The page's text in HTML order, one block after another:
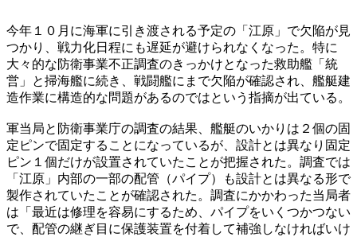
今年１０月に海軍に引き渡される予定の「江原」で欠陥が見
つかり、戦力化日程にも遅延が避けられなくなった。特に
大々的な防衛事業不正調査のきっかけとなった救助艦「統
営」と掃海艦に続き、戦闘艦にまで欠陥が確認され、艦艇建
造作業に構造的な問題があるのではという指摘が出ている。
軍当局と防衛事業庁の調査の結果、艦艇のいかりは２個の固
定ピンで固定することになっているが、設計とは異なり固定
ピン１個だけが設置されていたことが把握された。調査では
「江原」内部の一部の配管（パイプ）も設計とは異なる形で
製作されていたことが確認された。調査にかかわった当局者
は「最近は修理を容易にするため、パイプをいくつかつない
で、配管の継ぎ目に保護装置を付着して補強しなければいけ